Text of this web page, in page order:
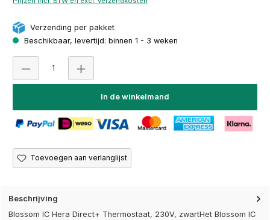
Verzending per pakket
Beschikbaar, levertijd: binnen 1 - 3 weken
In de winkelmand
Toevoegen aan verlanglijst
Beschrijving
Blossom IC Hera Direct+ Thermostaat, 230V, zwartHet Blossom IC